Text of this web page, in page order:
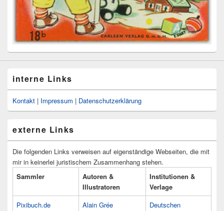
interne Links
Kontakt | Impressum | Datenschutzerklärung
externe Links
Die folgenden Links verweisen auf eigenständige Webseiten, die mit
mir in keinerlei juristischem Zusammenhang stehen.
Sammler
Autoren &
Illustratoren
Institutionen &
Verlage
Pixibuch.de
Alain Grée
Deutschen